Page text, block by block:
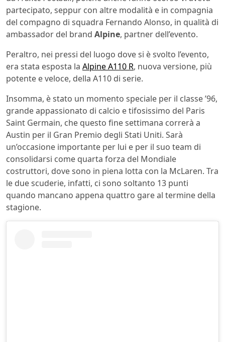
partecipato, seppur con altre modalità e in compagnia
del compagno di squadra Fernando Alonso, in qualità di
ambassador del brand Alpine, partner dell’evento.
Peraltro, nei pressi del luogo dove si è svolto l’evento,
era stata esposta la Alpine A110 R, nuova versione, più
potente e veloce, della A110 di serie.
Insomma, è stato un momento speciale per il classe ’96,
grande appassionato di calcio e tifosissimo del Paris
Saint Germain, che questo fine settimana correrà a
Austin per il Gran Premio degli Stati Uniti. Sarà
un’occasione importante per lui e per il suo team di
consolidarsi come quarta forza del Mondiale
costruttori, dove sono in piena lotta con la McLaren. Tra
le due scuderie, infatti, ci sono soltanto 13 punti
quando mancano appena quattro gare al termine della
stagione.